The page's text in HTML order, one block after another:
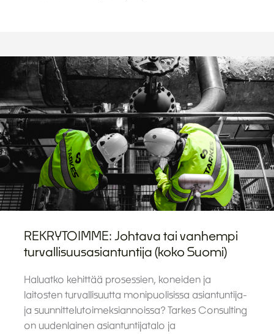
REKRYTOIMME: Johtava tai vanhempi
turvallisuusasiantuntija (koko Suomi)
Haluatko kehittää prosessien, koneiden ja
laitosten turvallisuutta monipuolisissa asiantuntija-
ja suunnittelutoimeksiannoissa? Tarkes Consulting
on uudenlainen asiantuntijatalo ja